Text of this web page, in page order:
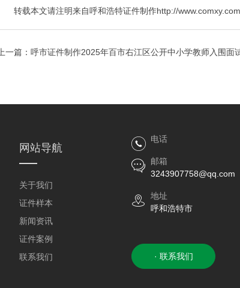
转载本文请注明来自呼和浩特证件制作http://
上一篇： 呼市证件制作2025年百市右江区公开中小学教师入围面
网站导航
关于我们
证件样本
新闻资讯
证件案例
联系我们
电话
邮箱
3243907758@qq.com
地址
呼和浩特市
· 联系我们